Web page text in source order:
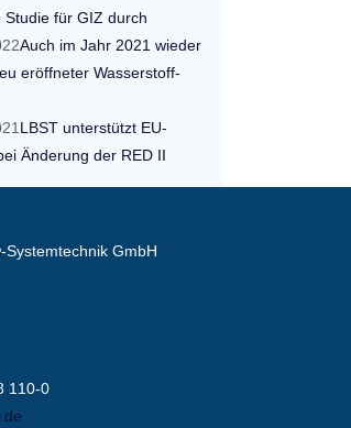
Studie für GIZ durch
Auch im Jahr 2021 wieder
eröffneter Wasserstoff-
LBST unterstützt EU-
Änderung der RED II
Systemtechnik GmbH
110-0